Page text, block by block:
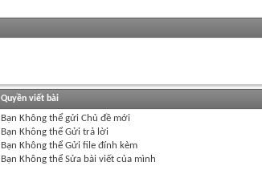
Quyền viết bài
Bạn Không thểgửi Chủ đề mới
Bạn Không thểGửi trả lời
Bạn Không thểGửi file đính kèm
Bạn Không thểSửa bài viết của mình